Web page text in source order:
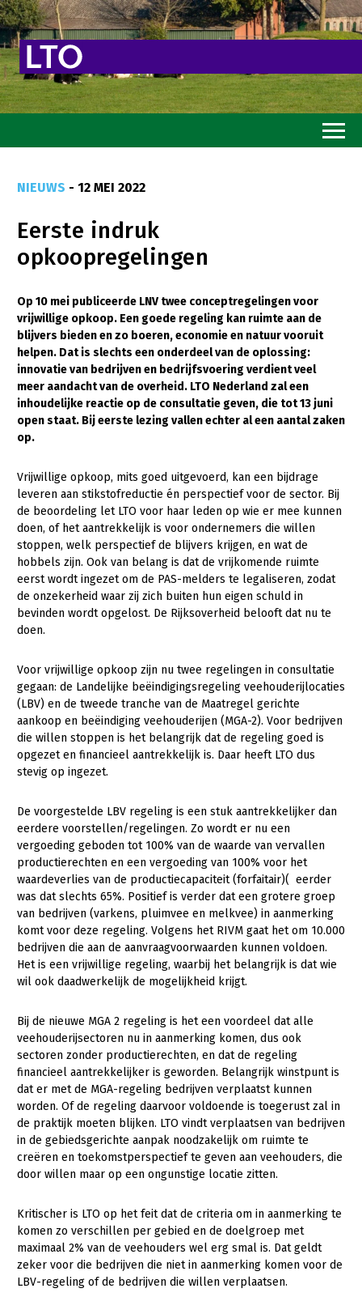
Goed eten
Mooi groen
Sterk ondernemerschap
Transitiepaden
Thema’s
Gezonde planten
Gezonde dieren
Bodem en water
Platteland en omgeving
Mens, ondernemerschap en onderwijs
Internationaal
Sectoren
Dier
Biologische Landbouw
Geitenhouderij
Kalverhouderij
Konijnenhouderij
Melkveehouderij
Paardenhouderij
Pluimveehouderij
Schapenhouderij
Varkenshouderij
Vleesveehouderij
Plant
Akkerbouw
Bollenteelt
Bomen, vaste planten en zomerbloemen
Fruitteelt
Glastuinbouw
Paddenstoelen
Multifunctionele landbouw
Vrouw en Bedrijf
Onderwerpen
Nieuws
Nieuwsabonnement
Webinars
Over LTO
LTO Nederland
Mensen
Bestuur en Directie
Medewerkers
Jaarverslag 2023
Vacatures
NIEUWS - 12 MEI 2022
Eerste indruk
opkoopregelingen
Op 10 mei publiceerde LNV twee conceptregelingen voor
vrijwillige opkoop. Een goede regeling kan ruimte aan de
blijvers bieden en zo boeren, economie en natuur vooruit
helpen. Dat is slechts een onderdeel van de oplossing:
innovatie van bedrijven en bedrijfsvoering verdient veel
meer aandacht van de overheid. LTO Nederland zal een
inhoudelijke reactie op de consultatie geven, die tot 13 juni
open staat. Bij eerste lezing vallen echter al een aantal zaken
op.
Vrijwillige opkoop, mits goed uitgevoerd, kan een bijdrage
leveren aan stikstofreductie én perspectief voor de sector. Bij
de beoordeling let LTO voor haar leden op wie er mee kunnen
doen, of het aantrekkelijk is voor ondernemers die willen
stoppen, welk perspectief de blijvers krijgen, en wat de
hobbels zijn. Ook van belang is dat de vrijkomende ruimte
eerst wordt ingezet om de PAS-melders te legaliseren, zodat
de onzekerheid waar zij zich buiten hun eigen schuld in
bevinden wordt opgelost. De Rijksoverheid belooft dat nu te
doen.
Voor vrijwillige opkoop zijn nu twee regelingen in consultatie
gegaan: de Landelijke beëindigingsregeling veehouderijlocaties
(LBV) en de tweede tranche van de Maatregel gerichte
aankoop en beëindiging veehouderijen (MGA-2). Voor bedrijven
die willen stoppen is het belangrijk dat de regeling goed is
opgezet en financieel aantrekkelijk is. Daar heeft LTO dus
stevig op ingezet.
De voorgestelde LBV regeling is een stuk aantrekkelijker dan
eerdere voorstellen/regelingen. Zo wordt er nu een
vergoeding geboden tot 100% van de waarde van vervallen
productierechten en een vergoeding van 100% voor het
waardeverlies van de productiecapaciteit (forfaitair)( eerder
was dat slechts 65%. Positief is verder dat een grotere groep
van bedrijven (varkens, pluimvee en melkvee) in aanmerking
komt voor deze regeling. Volgens het RIVM gaat het om 10.000
bedrijven die aan de aanvraagvoorwaarden kunnen voldoen.
Het is een vrijwillige regeling, waarbij het belangrijk is dat wie
wil ook daadwerkelijk de mogelijkheid krijgt.
Bij de nieuwe MGA 2 regeling is het een voordeel dat alle
veehouderijsectoren nu in aanmerking komen, dus ook
sectoren zonder productierechten, en dat de regeling
financieel aantrekkelijker is geworden. Belangrijk winstpunt is
dat er met de MGA-regeling bedrijven verplaatst kunnen
worden. Of de regeling daarvoor voldoende is toegerust zal in
de praktijk moeten blijken. LTO vindt verplaatsen van bedrijven
in de gebiedsgerichte aanpak noodzakelijk om ruimte te
creëren en toekomstperspectief te geven aan veehouders, die
door willen maar op een ongunstige locatie zitten.
Kritischer is LTO op het feit dat de criteria om in aanmerking te
komen zo verschillen per gebied en de doelgroep met
maximaal 2% van de veehouders wel erg smal is. Dat geldt
zeker voor die bedrijven die niet in aanmerking komen voor de
LBV-regeling of de bedrijven die willen verplaatsen.